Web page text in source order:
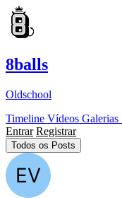
8balls
Oldschool
Timeline Vídeos Galerias
Entrar Registrar
Todos os Posts